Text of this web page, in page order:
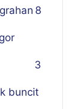
8
3
buncit